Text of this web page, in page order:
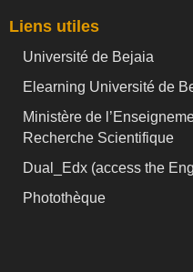
Liens utiles
Université de Bejaia
Elearning Université de
Ministère de
Recherche Scientifique
Dual_Edx (access the
Photothèque